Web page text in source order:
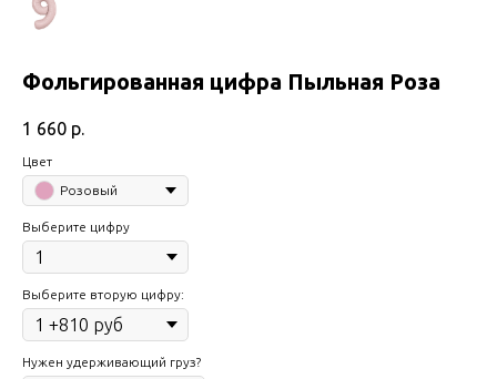
Фольгированная цифра Пыльная Роза
1 660 р.
Цвет
Розовый
Выберите цифру
Выберите вторую цифру:
Нужен удерживающий груз?